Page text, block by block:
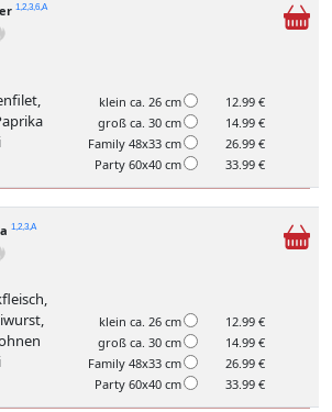
1,2,3,6,A
klein ca. 26 cm
12.99 €
groß ca. 30 cm
14.99 €
Family 48x33 cm
26.99 €
Party 60x40 cm
33.99 €
1,2,3,A
klein ca. 26 cm
12.99 €
groß ca. 30 cm
14.99 €
Family 48x33 cm
26.99 €
Party 60x40 cm
33.99 €